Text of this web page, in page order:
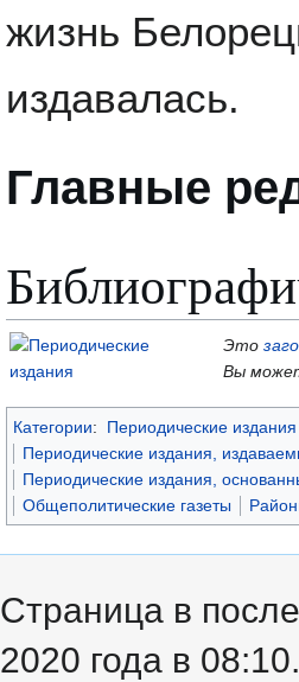
жизнь
издавалась.
Главные
Это
Вы
Категории:
Периодические
Периодические издания,
Периодические издания,
Общеполитические газеты
Страница в
2020 года в 08:10.